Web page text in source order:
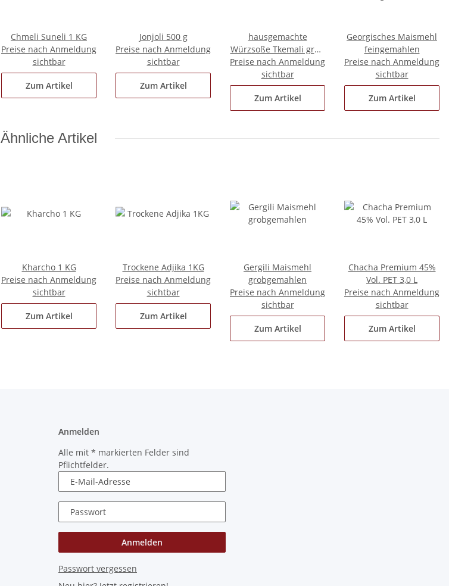
Chmeli Suneli 1 KG
Preise nach Anmeldung
sichtbar
Zum Artikel
Jonjoli 500 g
Preise nach Anmeldung
sichtbar
Zum Artikel
hausgemachte
Würzsoße Tkemali grün
3000 ml
Preise nach Anmeldung
sichtbar
Zum Artikel
Georgisches Maismehl
feingemahlen
Preise nach Anmeldung
sichtbar
Zum Artikel
Ähnliche Artikel
Kharcho 1 KG
Preise nach Anmeldung
sichtbar
Zum Artikel
Trockene Adjika 1KG
Preise nach Anmeldung
sichtbar
Zum Artikel
Gergili Maismehl
grobgemahlen
Preise nach Anmeldung
sichtbar
Zum Artikel
Chacha Premium 45%
Vol. PET 3,0 L
Preise nach Anmeldung
sichtbar
Zum Artikel
Anmelden
Alle mit * markierten Felder sind
Pflichtfelder.
E-Mail-Adresse
Passwort
Anmelden
Passwort vergessen